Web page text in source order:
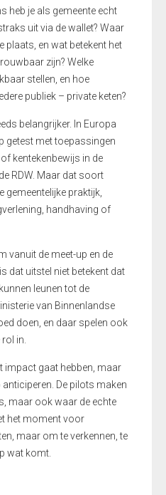
heb je als gemeente echt
uit via de wallet? Waar
plaats, en wat betekent het
zijn? Welke
stellen, en hoe
publiek – private keten?
belangrijker. In Europa
getest met toepassingen
kentekenbewijs in de
RDW. Maar dat soort
praktijk,
handhaving of
vanuit de meet-up en de
dat uitstel niet betekent dat
leunen tot de
van Binnenlandse
doen, en daar spelen ook
in.
impact gaat hebben, maar
De pilots maken
maar ook waar de echte
het moment voor
maar om te verkennen, te
wat komt.